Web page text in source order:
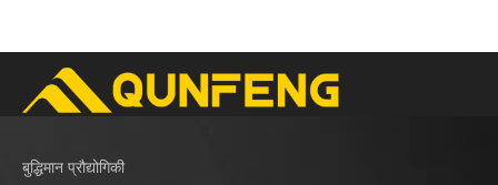
बांग्लादेश
बुद्धिमान प्रौद्योगिकी